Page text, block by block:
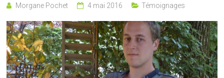
Morgane Pochet 4 mai 2016 Témoignages